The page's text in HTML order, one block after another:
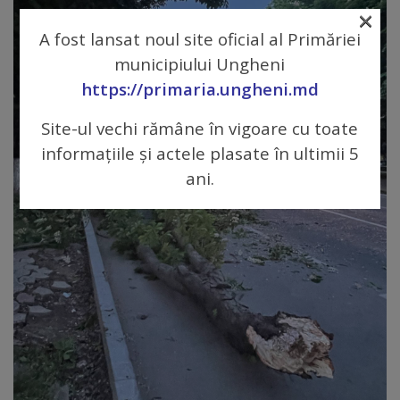
Regulamentul
funcționare
Integritate
și
calitate
Consiliul
Municipal
Secretar
Consilieri
A fost lansat noul site oficial al Primăriei
municipiului Ungheni
https://primaria.ungheni.md
Site-ul vechi rămâne în vigoare cu toate
informațiile și actele plasate în ultimii 5
ani.
×